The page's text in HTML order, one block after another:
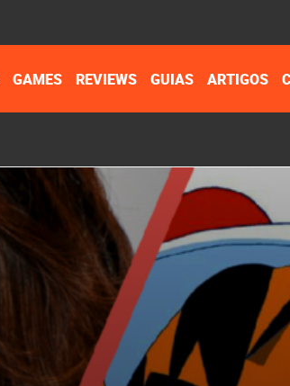
GAMES REVIEWS GUIAS ARTIGOS